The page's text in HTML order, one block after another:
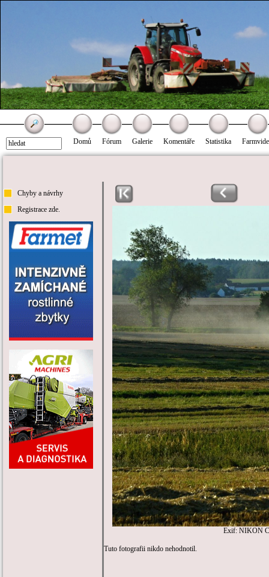
Domů Fórum Galerie Komentáře Statistika
Chyby a návrhy
Registrace zde.
Exif: NIKON
Tuto fotografii nikdo nehodnotil.